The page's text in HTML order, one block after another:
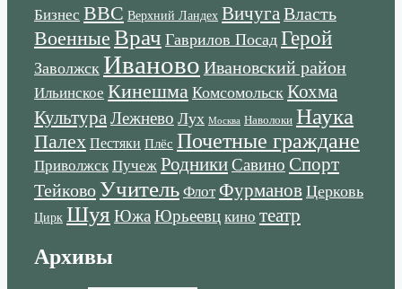
Бизнес ВВС Верхний Ландех ВичугаВласть
Военные Врач Гаврилов Посад Герой
Заволжск Иваново Ивановский район
Ильинское Кинешма Комсомольск Кохма
Культура Лежнево Лух Москва Наволоки Наука
Палех Пестяки Плёс Почетные граждане
Приволжск Пучеж РодникиСавино Спорт
ТейковоУчитель Флот Фурманов Церковь
Цирк Шуя Южа Юрьеевц кино театр
Архивы